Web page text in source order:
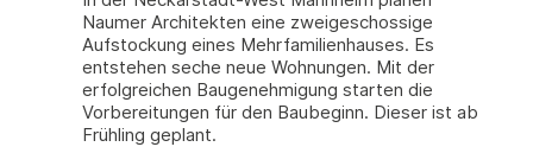
Naumer Architekten eine zweigeschossige
Aufstockung eines Mehrfamilienhauses. Es
entstehen seche neue Wohnungen. Mit der
erfolgreichen Baugenehmigung starten die
Vorbereitungen für den Baubeginn. Dieser ist ab
Frühling geplant.